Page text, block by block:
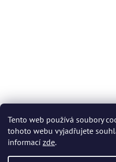
Tento web používá soubory
tohoto webu vyjadřujete
informací zde.